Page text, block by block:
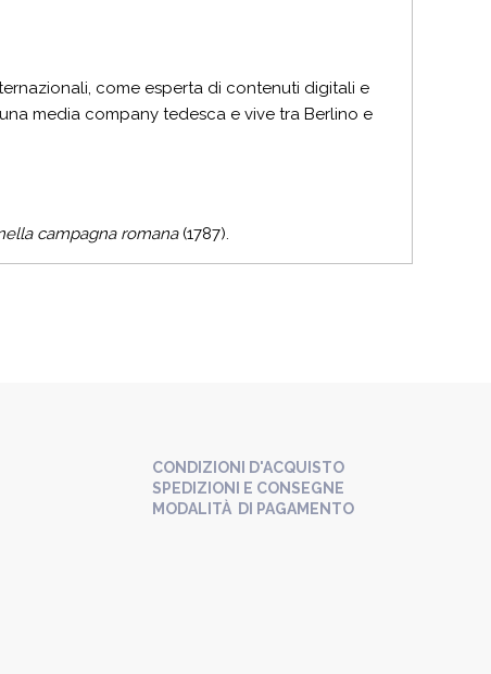
come esperta di contenuti digitali e
media company tedesca e vive tra Berlino e
campagna romana(1787).
CONDIZIONI D'ACQUISTO
SPEDIZIONI E CONSEGNE
MODALITÀ DI PAGAMENTO